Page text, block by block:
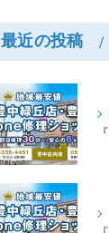
最近の投稿